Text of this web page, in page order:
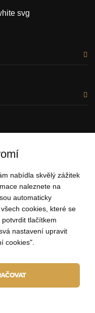
nabídla skvělý zážitek
naleznete na
automaticky
cookies, které se
tlačítkem
nastavení upravit
cookies".